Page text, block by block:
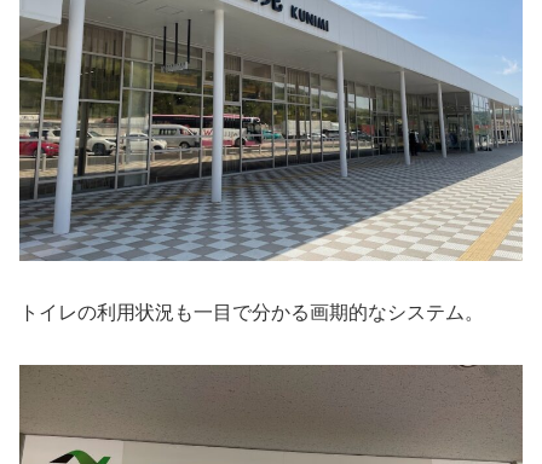
トイレの利用状況も一目で分かる画期的なシステム。